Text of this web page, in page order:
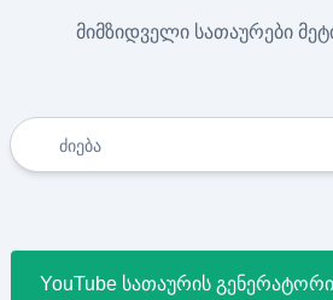
მიმზიდველი სათაურები
YouTube სათაურის გენერატორი